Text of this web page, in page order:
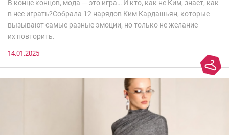
В конце концов, мода — это игра… И кто, как не Ким, знает, как
в нее играть?Собрала 12 нарядов Ким Кардашьян, которые
вызывают самые разные эмоции, но только не желание
их повторить.
14.01.2025